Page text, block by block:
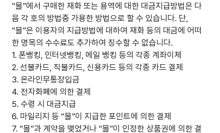
“몰”에서 구매한 재화 또는 용역에 대한 대금지급방법은 다
음 각 호의 방법중 가용한 방법으로 할 수 있습니다. 단,
“몰”은 이용자의 지급방법에 대하여 재화 등의 대금에 어떠
한 명목의 수수료도 추가하여 징수할 수 없습니다.
1. 폰뱅킹, 인터넷뱅킹, 메일 뱅킹 등의 각종 계좌이체
2. 선불카드, 직불카드, 신용카드 등의 각종 카드 결제
3. 온라인무통장입금
4. 전자화폐에 의한 결제
5. 수령 시 대금지급
6. 마일리지 등 “몰”이 지급한 포인트에 의한 결제
7. “몰”과 계약을 맺었거나 “몰”이 인정한 상품권에 의한 결